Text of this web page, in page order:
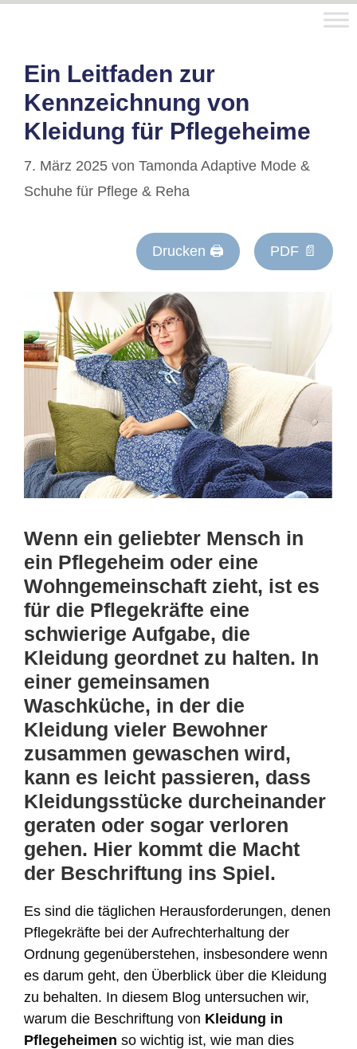
Ein Leitfaden zur
Kennzeichnung von
Kleidung für Pflegeheime
7. März 2025 von Tamonda Adaptive Mode &
Schuhe für Pflege & Reha
Drucken 🖨 PDF 📄
Wenn ein geliebter Mensch in
ein Pflegeheim oder eine
Wohngemeinschaft zieht, ist es
für die Pflegekräfte eine
schwierige Aufgabe, die
Kleidung geordnet zu halten. In
einer gemeinsamen
Waschküche, in der die
Kleidung vieler Bewohner
zusammen gewaschen wird,
kann es leicht passieren, dass
Kleidungsstücke durcheinander
geraten oder sogar verloren
gehen. Hier kommt die Macht
der Beschriftung ins Spiel.
Es sind die täglichen Herausforderungen, denen
Pflegekräfte bei der Aufrechterhaltung der
Ordnung gegenüberstehen, insbesondere wenn
es darum geht, den Überblick über die Kleidung
zu behalten. In diesem Blog untersuchen wir,
warum die Beschriftung von Kleidung in
Pflegeheimen so wichtig ist, wie man dies